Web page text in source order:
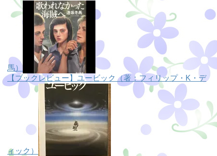
馬）
【ブックレビュー】ユービック（著：フィリップ・K・デ
ィック）